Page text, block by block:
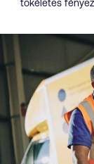
tökéletes